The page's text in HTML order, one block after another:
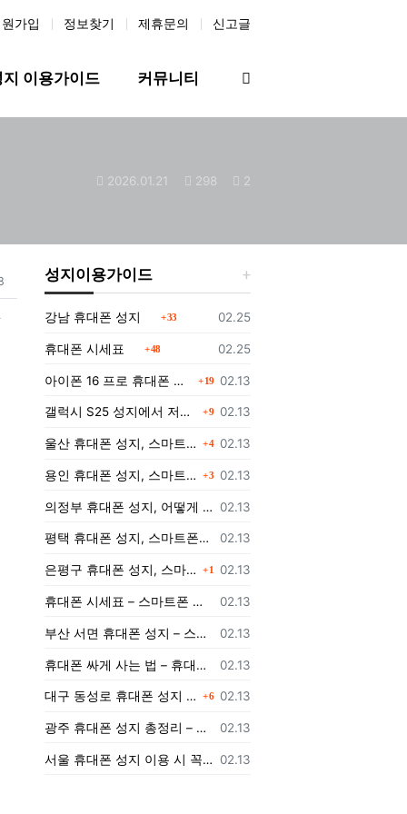
가입 정보찾기 제휴문의 신고글
지 이용가이드 커뮤니티
작성일
2026.01.21 조회수
298 댓글수
2
성지이용가이드
등록일
02.25
강남 휴대폰 성지 33
등록일
02.25
휴대폰 시세표 48
등록일
02.13
아이폰 16 프로 휴대폰 성지에서 구매하는 방법과 가격 19
등록일
02.13
갤럭시 S25 성지에서 저렴하게 구매하는 방법 댓글
9
등록일
02.13
울산 휴대폰 성지, 스마트폰을 더 저렴하게 구매할 수 있는 방법은? 4
등록일
02.13
용인 휴대폰 성지, 스마트폰을 더 저렴하게 구입하는 방법! 3
등록일
02.13
의정부 휴대폰 성지, 어떻게 저렴하게 스마트폰을 구입할 수 있을까?
등록일
02.13
평택 휴대폰 성지, 스마트폰을 저렴하게 구매하는 팁
등록일
02.13
은평구 휴대폰 성지, 스마트폰을 저렴하게 개통하려면 어떻게 해야 할까? 1
등록일
02.13
휴대폰 시세표 – 스마트폰 가격 비교하고 최저가로 개통하는 법
등록일
02.13
부산 서면 휴대폰 성지 – 스마트폰 최저가로 개통하는 법
등록일
02.13
휴대폰 싸게 사는 법 – 휴대폰 성지에서 최저가로 개통하는 노하우
등록일
02.13
대구 동성로 휴대폰 성지 총정리 – 최저가 스마트폰 구매 가이드 6
등록일
02.13
광주 휴대폰 성지 총정리 – 지역별 최저가 구매 가이드
등록일
02.13
서울 휴대폰 성지 이용 시 꼭 알아야 할 주의사항!